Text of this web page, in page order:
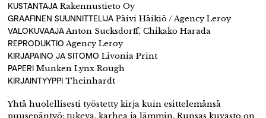
KUSTANTAJA Rakennustieto Oy
GRAAFINEN SUUNNITTELIJA Päivi Häikiö / Agency Leroy
VALOKUVAAJAAnton Sucksdorff, Chikako Harada
REPRODUKTIOAgency Leroy
KIRJAPAINO JA SITOMO Livonia Print
PAPERI Munken Lynx Rough
KIRJAINTYYPPI Theinhardt
Yhtä huolellisesti työstetty kirja kuin esittelemänsä